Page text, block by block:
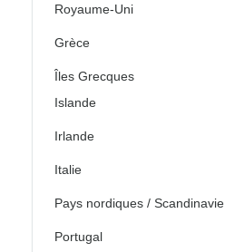
Royaume-Uni
Grèce
Îles Grecques
Islande
Irlande
Italie
Pays nordiques / Scandinavie
Portugal